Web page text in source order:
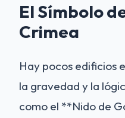
El Símbolo
Crimea
Hay pocos edificios
la gravedad y la
como el **Nido de